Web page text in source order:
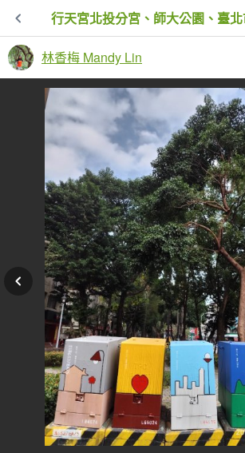
行天宮北投分宮、師大公園、臺
林香梅 Mandy Lin